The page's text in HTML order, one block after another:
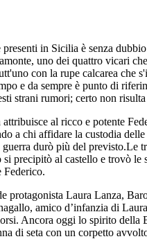
presenti in Sicilia è senza
uno dei quattro vicari
con la rupe calcarea che
e da sempre è punto di
strani rumori; certo non
al ricco e potente
a chi affidare la custodia
durò più del previsto.Le
precipitò al castello e trovò le
Federico.
protagonista Laura Lanza,
amico d’infanzia di
Ancora oggi lo spirito della
di seta con un corpetto